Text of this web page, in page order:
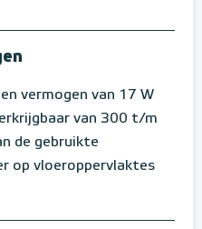
vermogen van 17 W
van 300 t/m
de gebruikte
op vloeroppervlaktes